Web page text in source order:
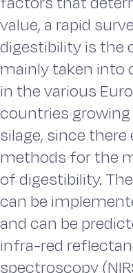
value, a rapid
digestibility is the
mainly taken into
in the various
countries
silage, since
methods for the
of digestibility.
can be
and can be
infra-red
spectroscopy